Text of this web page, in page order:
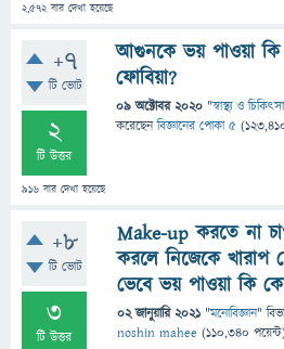
2,572বার দেখা হয়েছে
+7
টি ভোট
2
টি উত্তর
916 বার দেখা হয়েছে
আগুনকে ভয় পাওয়া
ফোবিয়া?
09 অক্টোবর 2020 "স্বাস্থ্য ও চিকিৎসা
করেছেনবিজ্ঞানের পোকা ৫ (
+8
টি ভোট
3
টি উত্তর
Make-up করতে না
করলে নিজেকে খারাপ
ভেবে ভয় পাওয়া কি
02 জানুয়ারি 2021 "মনোবিজ্ঞান"
noshin mahee (110,340 পয়েন্ট)